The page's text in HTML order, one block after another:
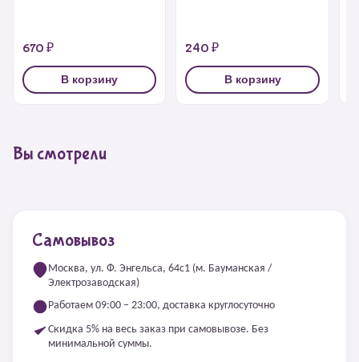
670 ₽
В корзину
240 ₽
В корзину
Вы смотрели
Самовывоз
Москва, ул. Ф. Энгельса, 64с1 (м. Бауманская /
Электрозаводская)
Работаем 09:00 – 23:00, доставка круглосуточно
Скидка 5% на весь заказ при самовывозе. Без
минимальной суммы.